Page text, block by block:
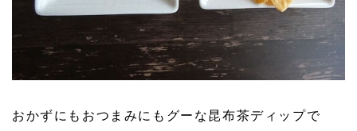
おかずにもおつまみにもグーな昆布茶ディップで